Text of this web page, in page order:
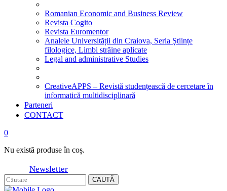
Romanian Economic and Business Review
Revista Cogito
Revista Euromentor
Analele Universității din Craiova, Seria Științe
filologice, Limbi străine aplicate
Legal and administrative Studies
CreativeAPPS – Revistă studențească de cercetare în
informatică multidisciplinară
Parteneri
CONTACT
0
Nu există produse în coș.
Newsletter
CAUTĂ